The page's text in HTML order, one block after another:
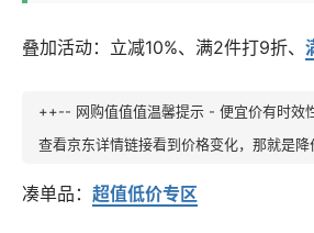
叠加活动：立减10%、满2件打9折、
++-- 网购值值值温馨提示 - 便宜价有时效
查看京东详情链接看到价格变化，那就是
凑单品： 超值低价专区